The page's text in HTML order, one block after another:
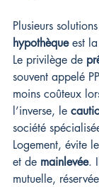
Plusieurs
hypothèque est la
Le privilège de
souvent appelé
moins coûteux
l’inverse, le
société
Logement, évite
et de mainlevée.
mutuelle,